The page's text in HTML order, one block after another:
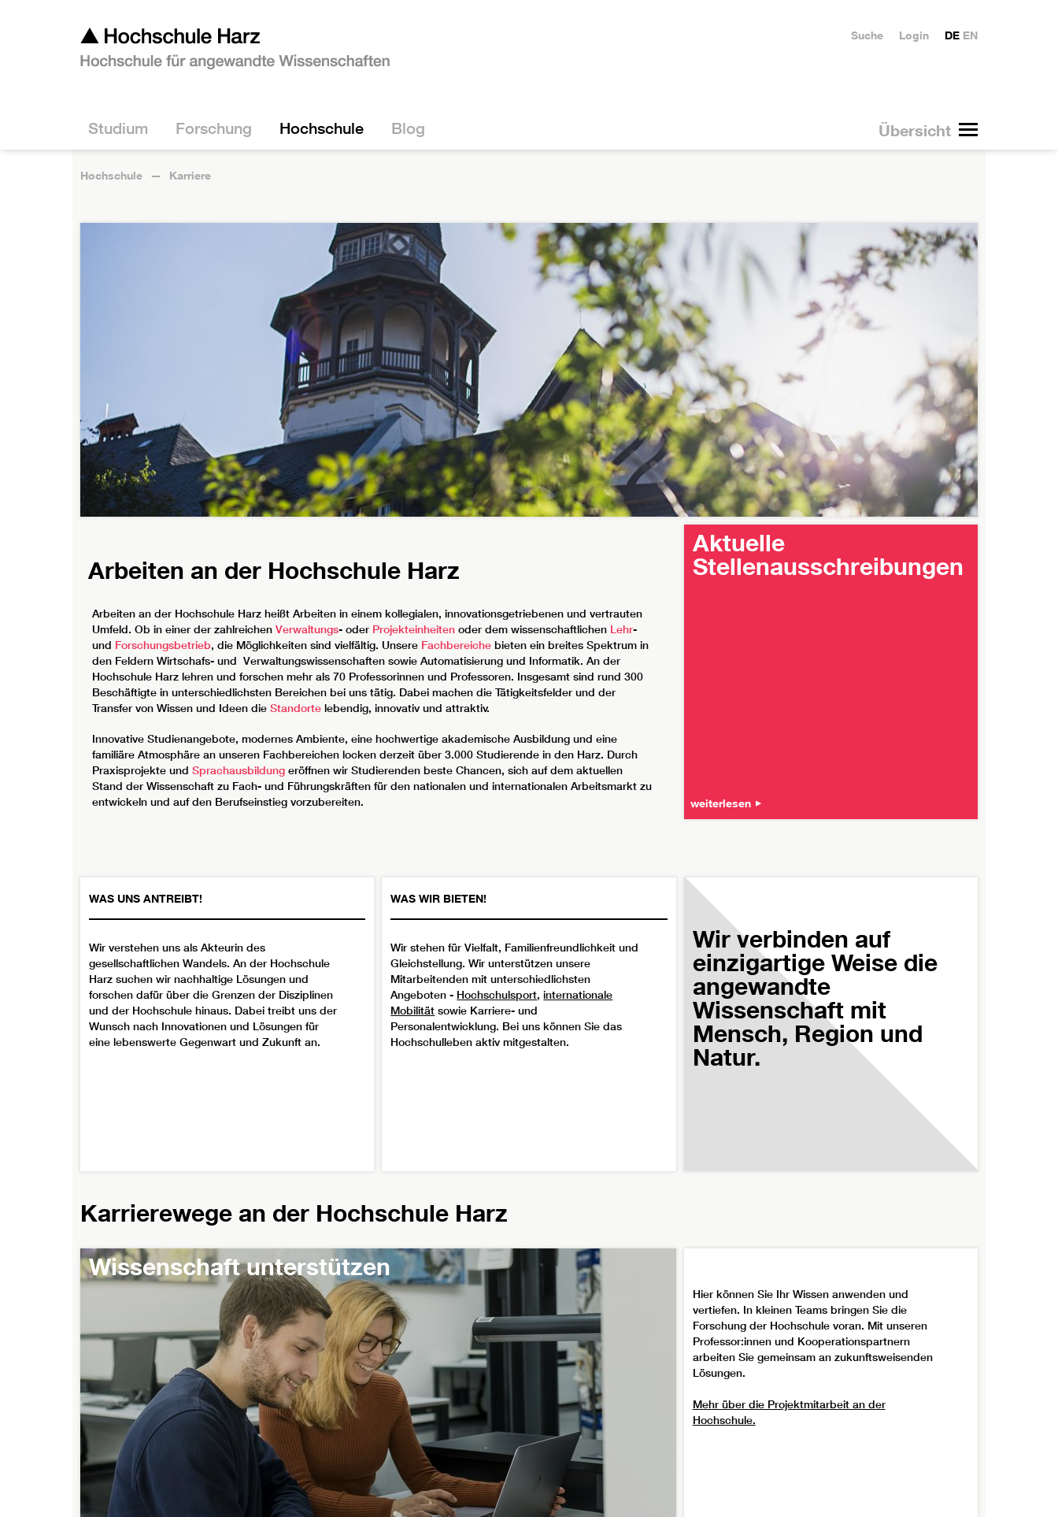
Übersicht
Studium Forschung Hochschule Blog
DE EN
Login
Suche
Hochschule Karriere
Arbeiten an der Hochschule Harz
Arbeiten an der Hochschule Harz heißt Arbeiten in einem kollegialen, innovationsgetriebenen und vertrauten
Umfeld. Ob in einer der zahlreichen Verwaltungs- oder Projekteinheiten oder dem wissenschaftlichen Lehr-
und Forschungsbetrieb, die Möglichkeiten sind vielfältig. Unsere Fachbereiche bieten ein breites Spektrum in
den Feldern Wirtschafs- und Verwaltungswissenschaften sowie Automatisierung und Informatik. An der
Hochschule Harz lehren und forschen mehr als 70 Professorinnen und Professoren. Insgesamt sind rund 300
Beschäftigte in unterschiedlichsten Bereichen bei uns tätig. Dabei machen die Tätigkeitsfelder und der
Transfer von Wissen und Ideen die Standorte lebendig, innovativ und attraktiv.
Innovative Studienangebote, modernes Ambiente, eine hochwertige akademische Ausbildung und eine
familiäre Atmosphäre an unseren Fachbereichen locken derzeit über 3.000 Studierende in den Harz. Durch
Praxisprojekte und Sprachausbildung eröffnen wir Studierenden beste Chancen, sich auf dem aktuellen
Stand der Wissenschaft zu Fach- und Führungskräften für den nationalen und internationalen Arbeitsmarkt zu
entwickeln und auf den Berufseinstieg vorzubereiten.
Aktuelle
Stellenausschreibungen
weiterlesen
WAS UNS ANTREIBT!
Wir verstehen uns als Akteurin des
gesellschaftlichen Wandels. An der Hochschule
Harz suchen wir nachhaltige Lösungen und
forschen dafür über die Grenzen der Disziplinen
und der Hochschule hinaus. Dabei treibt uns der
Wunsch nach Innovationen und Lösungen für
eine lebenswerte Gegenwart und Zukunft an.
WAS WIR BIETEN!
Wir stehen für Vielfalt, Familienfreundlichkeit und
Gleichstellung. Wir unterstützen unsere
Mitarbeitenden mit unterschiedlichsten
Angeboten - Hochschulsport,internationale
Mobilität sowie Karriere- und
Personalentwicklung. Bei uns können Sie das
Hochschulleben aktiv mitgestalten.
Wir verbinden auf
einzigartige Weise die
angewandte
Wissenschaft mit
Mensch, Region und
Natur.
Karrierewege an der Hochschule Harz
Wissenschaft unterstützen
Hier können Sie Ihr Wissen anwenden und
vertiefen. In kleinen Teams bringen Sie die
Forschung der Hochschule voran. Mit unseren
Professor:innen und Kooperationspartnern
arbeiten Sie gemeinsam an zukunftsweisenden
Lösungen.
Mehr über die Projektmitarbeit an der
Hochschule.